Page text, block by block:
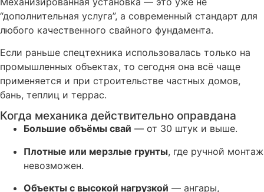
“дополнительная услуга”, а современный стандарт для
любого качественного свайного фундамента.
Если раньше спецтехника использовалась только на
промышленных объектах, то сегодня она всё чаще
применяется и при строительстве частных домов,
бань, теплиц и террас.
Когда механика действительно оправдана
Большие объёмы свай — от 30 штук и выше.
Плотные или мерзлые грунты, где ручной монтаж
невозможен.
Объекты с высокой нагрузкой — ангары,